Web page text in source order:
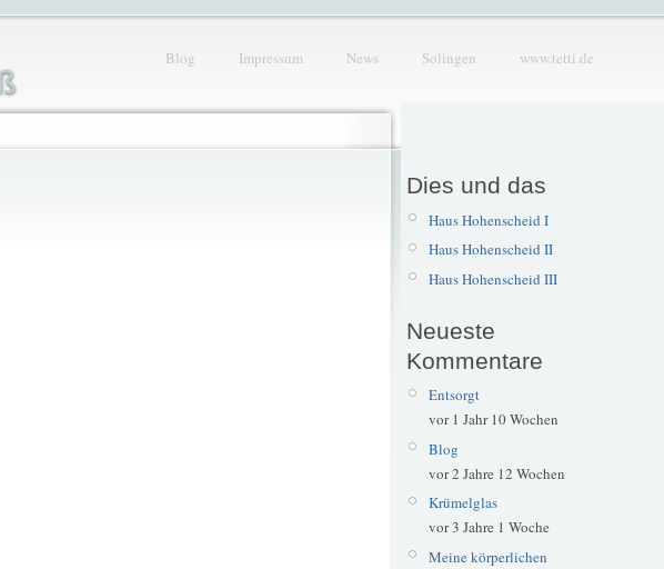
Blog Impressum News Solingen www.tetti.de
Dies und das
Haus Hohenscheid I
Haus Hohenscheid II
Haus Hohenscheid III
Neueste
Kommentare
Entsorgt
vor 1 Jahr 10 Wochen
Blog
vor 2 Jahre 12 Wochen
Krümelglas
vor 3 Jahre 1 Woche
Meine körperlichen